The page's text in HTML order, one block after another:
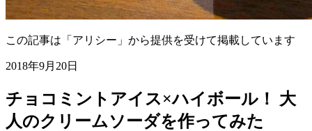
この記事は「アリシー」から提供を受けて掲載しています
2018年9月20日
チョコミントアイス×ハイボール！ 大
人のクリームソーダを作ってみた